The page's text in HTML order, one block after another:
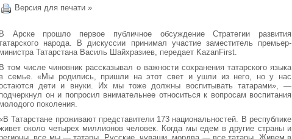
Версия для печати »
В Арске прошло первое публичное обсуждение Стратегии развития
народа. В дискуссии принимал участие заместитель премьер-
министра Татарстана Василь Шайхразиев, передает KazanFirst.
В том числе чиновник рассказывал о важности сохранения татарского языка
в семье. «Мы родились, пришли на этот свет и ушли из него, но у нас
дети и внуки. Их мы тоже должны воспитывать татарами», —
подчеркнул он и попросил внимательнее относиться к вопросам воспитания
молодого поколения.
Татарстане проживают представители 173 национальностей. В республике
около четырех миллионов человек. Когда мы едем в другие страны и